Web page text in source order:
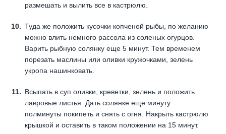
размешать и вылить все в кастрюлю.
Туда же положить кусочки копченой рыбы, по желанию
можно влить немного рассола из соленых огурцов.
Варить рыбную солянку еще 5 минут. Тем временем
порезать маслины или оливки кружочками, зелень
укропа нашинковать.
Всыпать в суп оливки, креветки, зелень и положить
лавровые листья. Дать солянке еще минуту
полминуты покипеть и снять с огня. Накрыть кастрюлю
крышкой и оставить в таком положении на 15 минут.